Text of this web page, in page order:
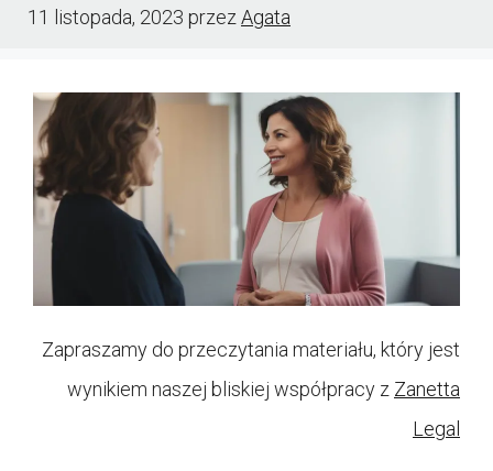
11 listopada, 2023 przez Agata
Zapraszamy do przeczytania materiału, który jest
wynikiem naszej bliskiej współpracy z Zanetta
Legal